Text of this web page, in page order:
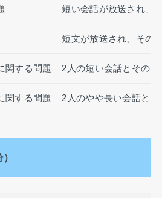
短い会話が放送され、
短文が放送され、その
関する問題 2人の短い会話とその
関する問題 2人のやや長い会話と